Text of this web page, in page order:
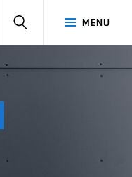
MENU
SEARCH